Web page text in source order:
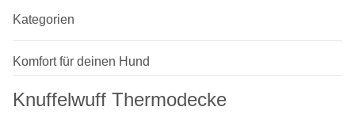
Kategorien
Komfort für deinen Hund
Knuffelwuff Thermodecke